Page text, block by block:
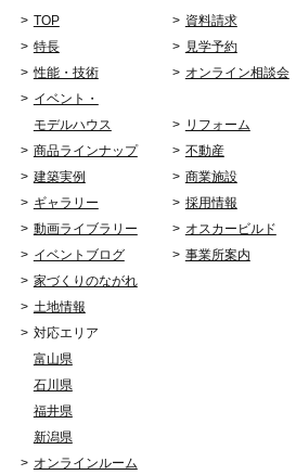
TOP
特長
性能・技術
イベント・
モデルハウス
商品ラインナップ
建築実例
ギャラリー
動画ライブラリー
イベントブログ
家づくりのながれ
土地情報
対応エリア
富山県
石川県
福井県
新潟県
オンラインルーム
資料請求
見学予約
オンライン相談会
リフォーム
不動産
商業施設
採用情報
オスカービルド
事業所案内